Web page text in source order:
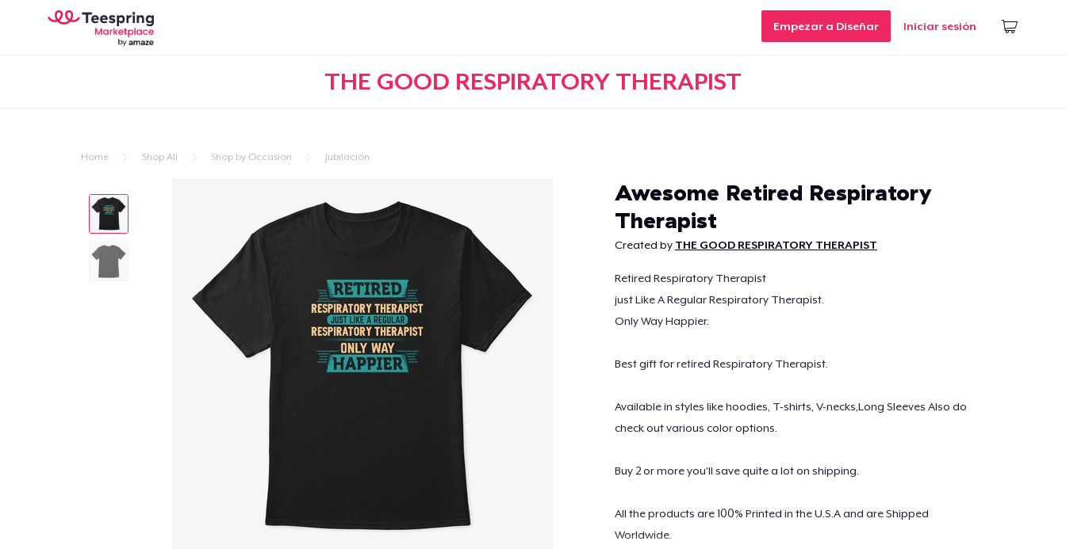
Empezar a Diseñar Iniciar sesión
THE GOOD RESPIRATORY THERAPIST
Home Shop All Shop by Occasion Jubilación
Awesome Retired Respiratory
Therapist
Created by THE GOOD RESPIRATORY THERAPIST
Retired Respiratory Therapist
just Like A Regular Respiratory Therapist.
Only Way Happier.
Best gift for retired Respiratory Therapist.
Available in styles like hoodies, T-shirts, V-necks,Long Sleeves Also do
check out various color options.
Buy 2 or more you’ll save quite a lot on shipping.
All the products are 100% Printed in the U.S.A and are Shipped
Worldwide.